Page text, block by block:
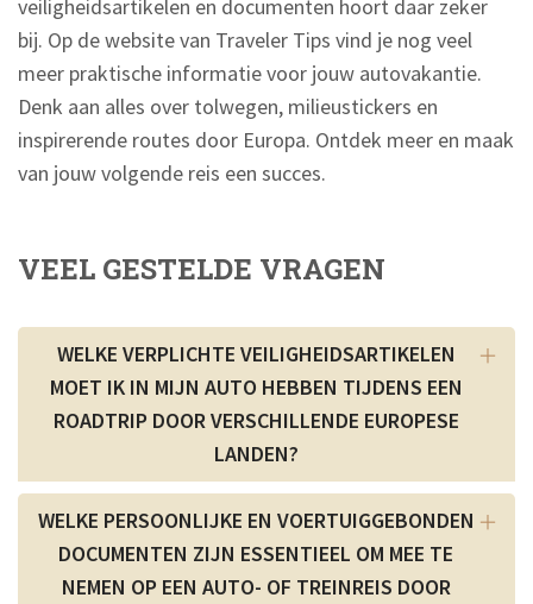
veiligheidsartikelen en documenten hoort daar zeker
bij. Op de website van Traveler Tips vind je nog veel
meer praktische informatie voor jouw autovakantie.
Denk aan alles over tolwegen, milieustickers en
inspirerende routes door Europa. Ontdek meer en maak
van jouw volgende reis een succes.
VEEL GESTELDE VRAGEN
WELKE VERPLICHTE VEILIGHEIDSARTIKELEN
MOET IK IN MIJN AUTO HEBBEN TIJDENS EEN
ROADTRIP DOOR VERSCHILLENDE EUROPESE
LANDEN?
WELKE PERSOONLIJKE EN VOERTUIGGEBONDEN
DOCUMENTEN ZIJN ESSENTIEEL OM MEE TE
NEMEN OP EEN AUTO- OF TREINREIS DOOR